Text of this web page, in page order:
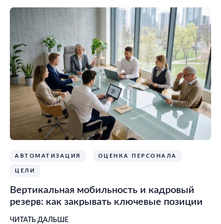
АВТОМАТИЗАЦИЯ ОЦЕНКА ПЕРСОНАЛА
ЦЕЛИ
Вертикальная мобильность и кадровый
резерв: как закрывать ключевые позиции
ЧИТАТЬ ДАЛЬШЕ